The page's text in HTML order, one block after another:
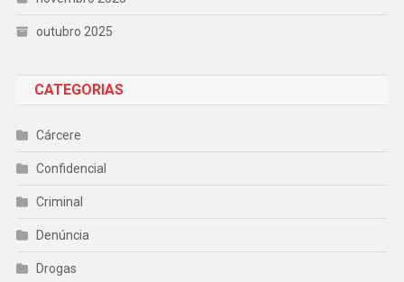
outubro 2025
CATEGORIAS
Cárcere
Confidencial
Criminal
Denúncia
Drogas